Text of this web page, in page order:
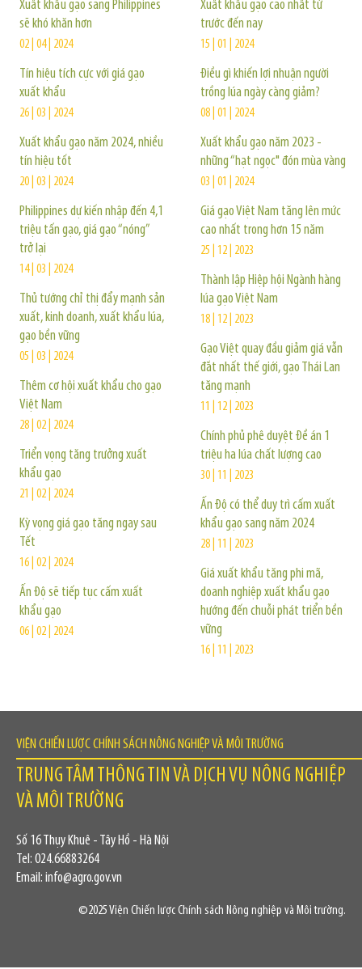
Xuất khẩu gạo sang Philippines
sẽ khó khăn hơn
02 | 04 | 2024
Tín hiệu tích cực với giá gạo
xuất khẩu
26 | 03 | 2024
Xuất khẩu gạo năm 2024, nhiều
tín hiệu tốt
20 | 03 | 2024
Philippines dự kiến nhập đến 4,1
triệu tấn gạo, giá gạo “nóng”
trở lại
14 | 03 | 2024
Thủ tướng chỉ thị đẩy mạnh sản
xuất, kinh doanh, xuất khẩu lúa,
gạo bền vững
05 | 03 | 2024
Thêm cơ hội xuất khẩu cho gạo
Việt Nam
28 | 02 | 2024
Triển vọng tăng trưởng xuất
khẩu gạo
21 | 02 | 2024
Kỳ vọng giá gạo tăng ngay sau
Tết
16 | 02 | 2024
Ấn Độ sẽ tiếp tục cấm xuất
khẩu gạo
06 | 02 | 2024
Xuất khẩu gạo cao nhất từ
trước đến nay
15 | 01 | 2024
Điều gì khiến lợi nhuận người
trồng lúa ngày càng giảm?
08 | 01 | 2024
Xuất khẩu gạo năm 2023 -
những “hạt ngọc" đón mùa vàng
03 | 01 | 2024
Giá gạo Việt Nam tăng lên mức
cao nhất trong hơn 15 năm
25 | 12 | 2023
Thành lập Hiệp hội Ngành hàng
lúa gạo Việt Nam
18 | 12 | 2023
Gạo Việt quay đầu giảm giá vẫn
đắt nhất thế giới, gạo Thái Lan
tăng mạnh
11 | 12 | 2023
Chính phủ phê duyệt Đề án 1
triệu ha lúa chất lượng cao
30 | 11 | 2023
Ấn Độ có thể duy trì cấm xuất
khẩu gạo sang năm 2024
28 | 11 | 2023
Giá xuất khẩu tăng phi mã,
doanh nghiệp xuất khẩu gạo
hướng đến chuỗi phát triển bền
vững
16 | 11 | 2023
VIỆN CHIẾN LƯỢC CHÍNH SÁCH NÔNG NGHIỆP VÀ MÔI TRƯỜNG
TRUNG TÂM THÔNG TIN VÀ DỊCH VỤ NÔNG NGHIỆP
VÀ MÔI TRƯỜNG
Số 16 Thụy Khuê - Tây Hồ - Hà Nội
Tel: 024.66883264
Email: info@agro.gov.vn
©2025 Viện Chiến lược Chính sách Nông nghiệp và Môi trường.